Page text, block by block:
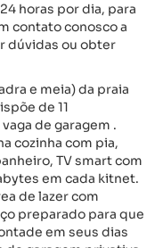
horas por dia, para
contato conosco a
dúvidas ou obter
e meia) da praia
de 11
de garagem .
cozinha com pia,
TV smart com
em cada kitnet.
de lazer com
preparado para que
em seus dias